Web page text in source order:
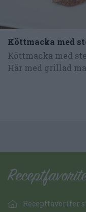
Köttmacka med
Köttmacka med
Här med grillad
Receptfavoriter